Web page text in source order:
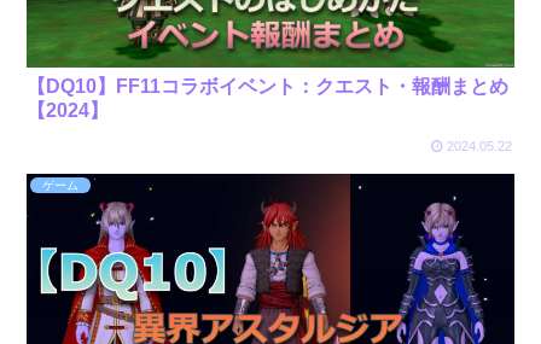
【DQ10】FF11コラボイベント：クエスト・報酬まとめ
【2024】
2024.05.22
ゲーム